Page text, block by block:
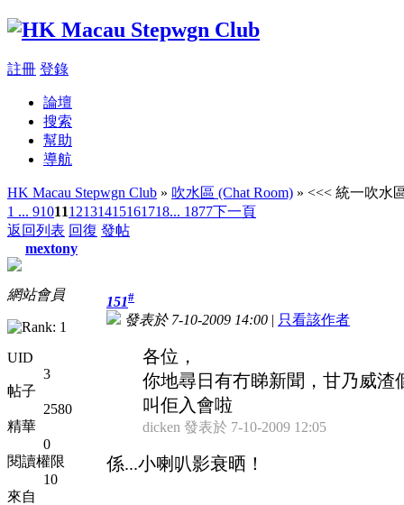
註冊 登錄
論壇
搜索
幫助
導航
HK Macau Stepwgn Club » 吹水區 (Chat Room) » <<< 統一吹水
1 ... 9101112131415161718... 1877下一頁
返回列表 回復 發帖
mextony
網站會員
UID
3
帖子
2580
精華
0
閱讀權限
10
來自
151#
發表於 7-10-2009 14:00 | 只看該作者
各位，
你地尋日有冇睇新聞，甘乃威渣
叫佢入會啦
dicken 發表於 7-10-2009 12:05
係...小喇叭影衰晒！